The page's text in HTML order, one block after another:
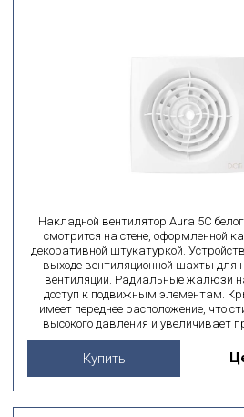
Накладной вентилятор Aura 5C
смотрится на стене, оформленной
декоративной штукатуркой.
выходе вентиляционной шахты для
вентиляции. Радиальные жалюзи
доступ к подвижным элементам.
имеет переднее расположение, что
высокого давления и увеличивает
Купить